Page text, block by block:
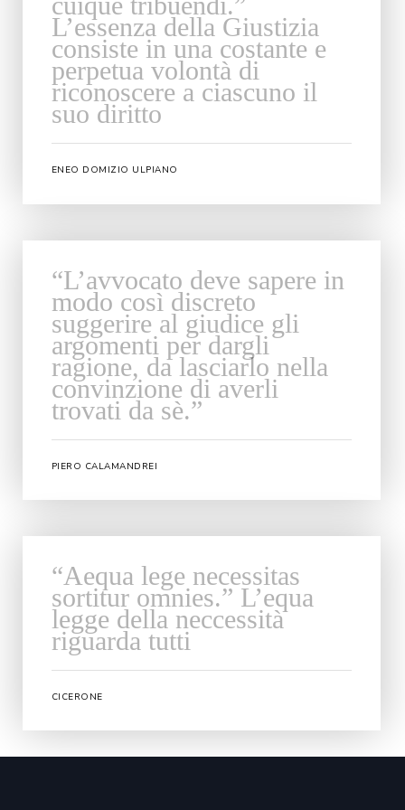
L’essenza della Giustizia
consiste in una costante e
perpetua volontà di
riconoscere a ciascuno il
suo diritto
ENEO DOMIZIO ULPIANO
“L’avvocato deve sapere in
modo così discreto
suggerire al giudice gli
argomenti per dargli
ragione, da lasciarlo nella
convinzione di averli
trovati da sè.”
PIERO CALAMANDREI
“Aequa lege necessitas
sortitur omnies.” L’equa
legge della neccessità
riguarda tutti
CICERONE